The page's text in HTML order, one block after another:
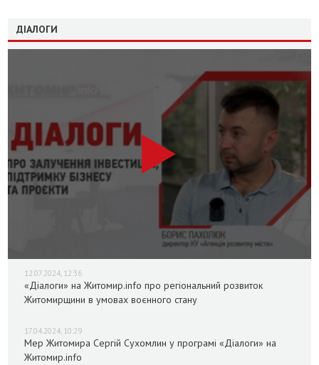
ДІАЛОГИ
12.07.2024, 12:36
«Діалоги» на Житомир.info про регіональний розвиток
Житомирщини в умовах воєнного стану
17.04.2024, 10:29
Мер Житомира Сергій Сухомлин у програмі «Діалоги» на
Житомир.info